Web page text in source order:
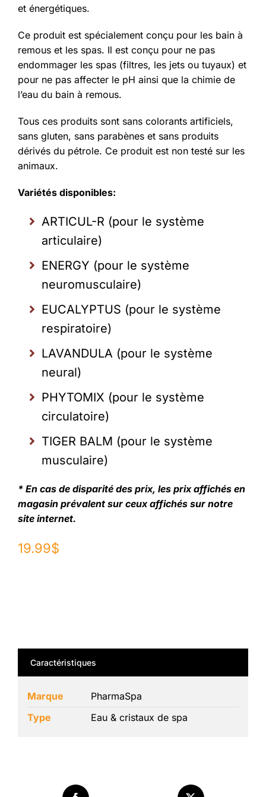
et énergétiques.
Ce produit est spécialement conçu pour les bain à
remous et les spas. Il est conçu pour ne pas
endommager les spas (filtres, les jets ou tuyaux) et
pour ne pas affecter le pH ainsi que la chimie de
l’eau du bain à remous.
Tous ces produits sont sans colorants artificiels,
sans gluten, sans parabènes et sans produits
dérivés du pétrole. Ce produit est non testé sur les
animaux.
Variétés disponibles:
ARTICUL-R (pour le système
articulaire)
ENERGY (pour le système
neuromusculaire)
EUCALYPTUS (pour le système
respiratoire)
LAVANDULA (pour le système
neural)
PHYTOMIX (pour le système
circulatoire)
TIGER BALM (pour le système
musculaire)
* En cas de disparité des prix, les prix affichés en
magasin prévalent sur ceux affichés sur notre
site internet.
19.99$
Caractéristiques
Marque
PharmaSpa
Type
Eau & cristaux de spa